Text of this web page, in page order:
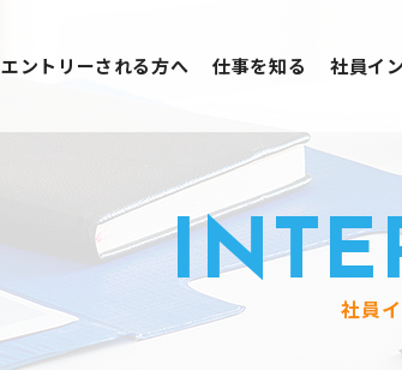
エントリーされる方へ 仕事を知る 社員イ
社員